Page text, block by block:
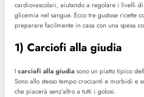
cardiovascolari, aiutando a regolare i livelli di
glicemia nel sangue. Ecco tre gustose ricette
preparare facilmente in casa con una spesa
1) Carciofi alla giudia
I carciofi alla giudia sono un piatto tipico
Sono allo stesso tempo croccanti e morbidi e
che piacerà senz’altro a tutti i golosi.